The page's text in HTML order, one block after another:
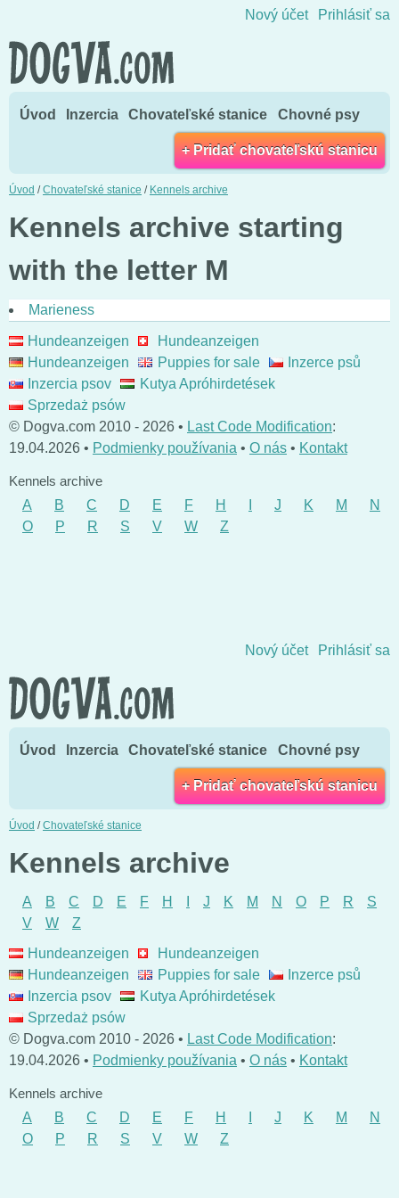
Skočiť na obsahNový účet Prihlásiť sa
Úvod Inzercia Chovateľské stanice Chovné psy
+ Pridať chovateľskú stanicu
Úvod /Chovateľské stanice / Kennels archive
Kennels archive starting
with the letter M
Marieness
Hundeanzeigen
Hundeanzeigen
Hundeanzeigen
Puppies for sale
Inzerce psů
Inzercia psov
Kutya Apróhirdetések
Sprzedaż psów
© Dogva.com 2010 - 2026 • Last Code Modification:
19.04.2026 • Podmienky používania • O nás • Kontakt
Kennels archive
A
B C D E F H J K M
N
O
P R S V W Z
Skočiť na obsahNový účet Prihlásiť sa
Úvod Inzercia Chovateľské stanice Chovné psy
+ Pridať chovateľskú stanicu
Úvod /Chovateľské stanice
Kennels archive
A B C D E F H J K M N O P R
S
V
W
Z
Hundeanzeigen
Hundeanzeigen
Hundeanzeigen
Puppies for sale
Inzerce psů
Inzercia psov
Kutya Apróhirdetések
Sprzedaż psów
© Dogva.com 2010 - 2026 • Last Code Modification:
19.04.2026 • Podmienky používania • O nás • Kontakt
Kennels archive
A
B C D E F H J K M
N
O
P R S V W Z